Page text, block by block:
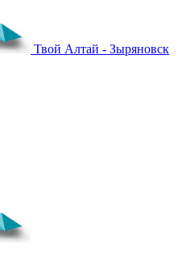
Твой Алтай - Зыряновск